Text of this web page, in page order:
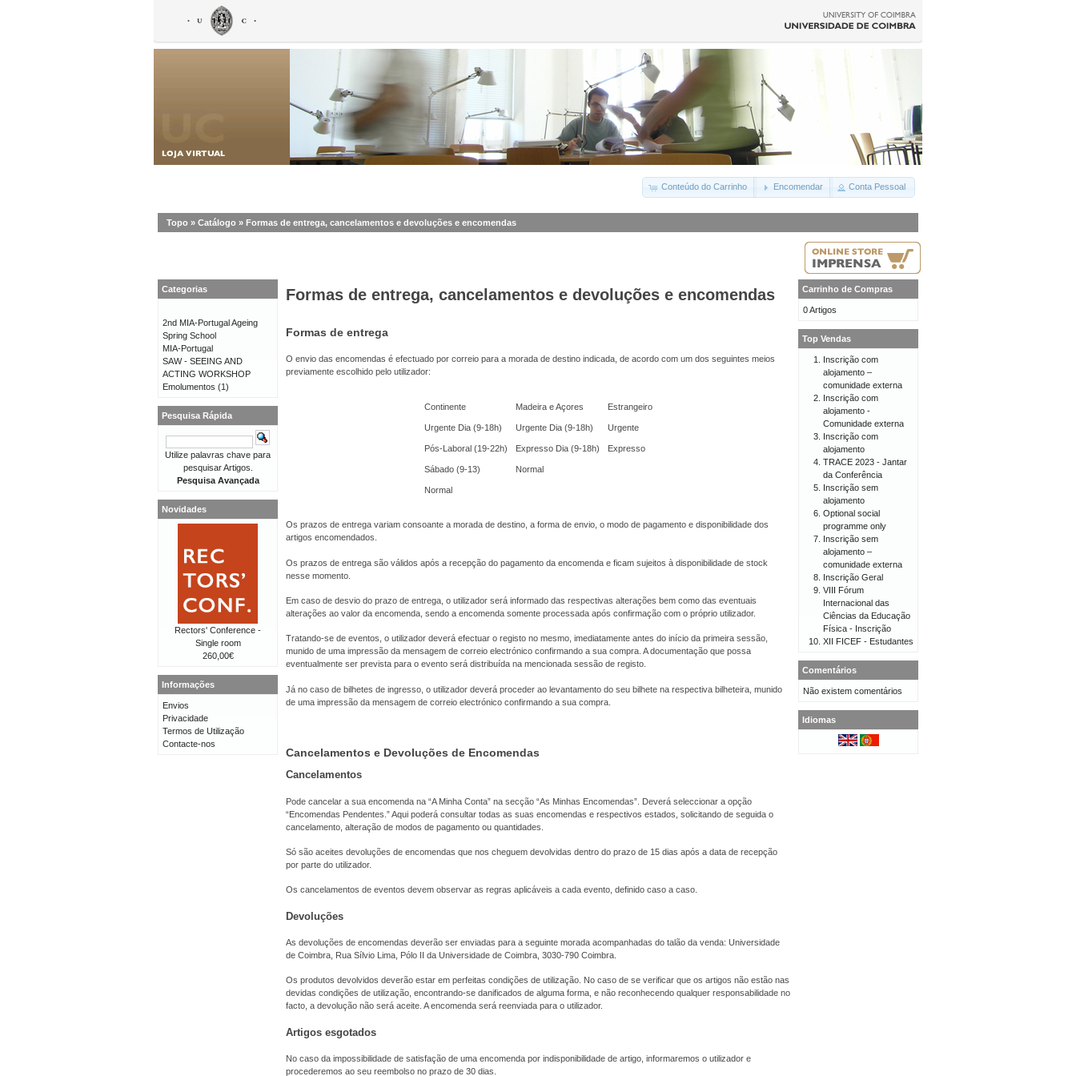
Conteúdo do Carrinho Encomendar Conta Pessoal
Topo » Catálogo » Formas de entrega, cancelamentos e devoluções e encomendas
Formas de entrega, cancelamentos e devoluções e encomendas
Formas de entrega
O envio das encomendas é efectuado por correio para a morada de destino indicada, de acordo com um dos seguintes meios
previamente escolhido pelo utilizador:
Continente Madeira e Açores Estrangeiro
Urgente Dia (9-18h) Urgente Dia (9-18h) Urgente
Pós-Laboral (19-22h) Expresso Dia (9-18h) Expresso
Sábado (9-13) Normal
Normal
Os prazos de entrega variam consoante a morada de destino, a forma de envio, o modo de pagamento e disponibilidade dos
artigos encomendados.
Os prazos de entrega são válidos após a recepção do pagamento da encomenda e ficam sujeitos à disponibilidade de stock
nesse momento.
Em caso de desvio do prazo de entrega, o utilizador será informado das respectivas alterações bem como das eventuais
alterações ao valor da encomenda, sendo a encomenda somente processada após confirmação com o próprio utilizador.
Tratando-se de eventos, o utilizador deverá efectuar o registo no mesmo, imediatamente antes do início da primeira sessão,
munido de uma impressão da mensagem de correio electrónico confirmando a sua compra. A documentação que possa
eventualmente ser prevista para o evento será distribuída na mencionada sessão de registo.
Já no caso de bilhetes de ingresso, o utilizador deverá proceder ao levantamento do seu bilhete na respectiva bilheteira, munido
de uma impressão da mensagem de correio electrónico confirmando a sua compra.
Cancelamentos e Devoluções de Encomendas
Cancelamentos
Pode cancelar a sua encomenda na “A Minha Conta” na secção “As Minhas Encomendas”. Deverá seleccionar a opção
“Encomendas Pendentes.” Aqui poderá consultar todas as suas encomendas e respectivos estados, solicitando de seguida o
cancelamento, alteração de modos de pagamento ou quantidades.
Só são aceites devoluções de encomendas que nos cheguem devolvidas dentro do prazo de 15 dias após a data de recepção
por parte do utilizador.
Os cancelamentos de eventos devem observar as regras aplicáveis a cada evento, definido caso a caso.
Devoluções
As devoluções de encomendas deverão ser enviadas para a seguinte morada acompanhadas do talão da venda: Universidade
de Coimbra, Rua Sílvio Lima, Pólo II da Universidade de Coimbra, 3030-790 Coimbra.
Os produtos devolvidos deverão estar em perfeitas condições de utilização. No caso de se verificar que os artigos não estão nas
devidas condições de utilização, encontrando-se danificados de alguma forma, e não reconhecendo qualquer responsabilidade no
facto, a devolução não será aceite. A encomenda será reenviada para o utilizador.
Artigos esgotados
No caso da impossibilidade de satisfação de uma encomenda por indisponibilidade de artigo, informaremos o utilizador e
procederemos ao seu reembolso no prazo de 30 dias.
Categorias
2nd MIA-Portugal Ageing
Spring School
MIA-Portugal
SAW - SEEING AND
ACTING WORKSHOP
Emolumentos (1)
Pesquisa Rápida
Utilize palavras chave para
pesquisar Artigos.
Pesquisa Avançada
Novidades
Rectors' Conference -
Single room
260,00€
Informações
Envios
Privacidade
Termos de Utilização
Contacte-nos
Carrinho de Compras
0 Artigos
Top Vendas
Inscrição com
alojamento –
comunidade externa
Inscrição com
alojamento -
Comunidade externa
Inscrição com
alojamento
TRACE 2023 - Jantar
da Conferência
Inscrição sem
alojamento
Optional social
programme only
Inscrição sem
alojamento –
comunidade externa
Inscrição Geral
VIII Fórum
Internacional das
Ciências da Educação
Física - Inscrição
XII FICEF - Estudantes
Comentários
Não existem comentários
Idiomas